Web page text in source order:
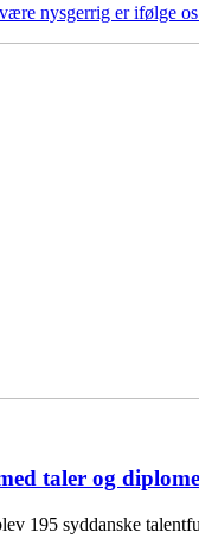
nysgerrig er ifølge
taler og
195 syddanske